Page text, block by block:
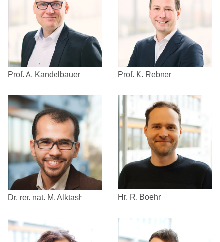
Prof. A. Kandelbauer Prof. K. Rebner
Dr. rer. nat. M. Alktash Hr. R. Boehr